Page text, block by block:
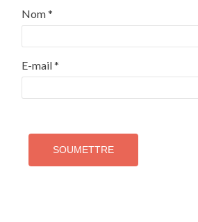
Nom*
E-mail*